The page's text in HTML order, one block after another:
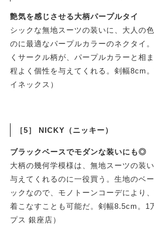
艶気を感じさせる大柄パープルタイ
シックな無地スーツの装いに、大人の
のに最適なパープルカラーのネクタイ
くサークル柄が、パープルカラーと相
程よく個性を与えてくれる。剣幅8cm
イネックス）
［5］ NICKY（ニッキー）
ブラックベースでモダンな装いにも◎
大柄の幾何学模様は、無地スーツの装
与えてくれるのに一役買う。生地のベ
ックなので、モノトーンコーデにより
着こなすことも可能だ。剣幅8.5cm。1
プス 銀座店）